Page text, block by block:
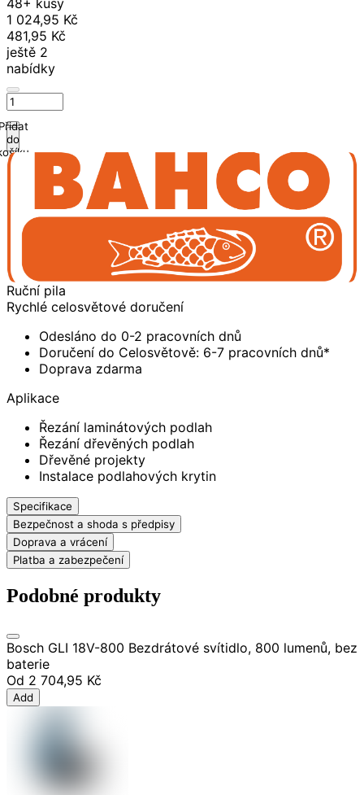
48+ kusy
1 024,95 Kč
481,95 Kč
ještě 2
nabídky
do
Ruční pila
Rychlé celosvětové doručení
Odesláno do 0-2 pracovních dnů
Doručení do Celosvětově: 6-7 pracovních dnů*
Doprava zdarma
Aplikace
Řezání laminátových podlah
Řezání dřevěných podlah
Dřevěné projekty
Instalace podlahových krytin
Specifikace
Bezpečnost a shoda s předpisy
Doprava a vrácení
Platba a zabezpečení
Podobné produkty
Bosch GLI 18V-800 Bezdrátové svítidlo, 800 lumenů, bez
baterie
Od 2 704,95 Kč
Add